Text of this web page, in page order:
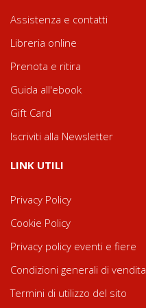
Assistenza e contatti
Libreria online
Prenota e ritira
Guida all'ebook
Gift Card
Iscriviti alla Newsletter
LINK UTILI
Privacy Policy
Cookie Policy
Privacy policy eventi e fiere
Condizioni generali di vendita
Termini di utilizzo del sito